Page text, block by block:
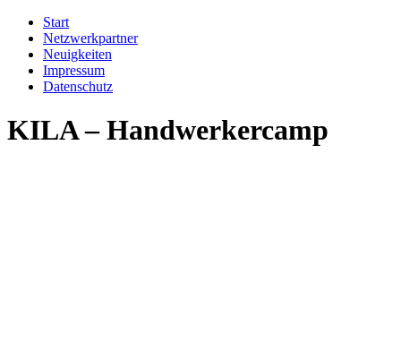
Start
Netzwerkpartner
Neuigkeiten
Impressum
Datenschutz
KILA – Handwerkercamp